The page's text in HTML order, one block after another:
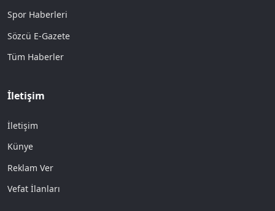
Spor Haberleri
Sözcü E-Gazete
Tüm Haberler
İletişim
İletişim
Künye
Reklam Ver
Vefat İlanları